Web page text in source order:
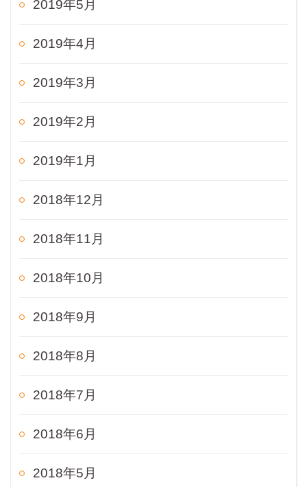
2019年5月
2019年4月
2019年3月
2019年2月
2019年1月
2018年12月
2018年11月
2018年10月
2018年9月
2018年8月
2018年7月
2018年6月
2018年5月